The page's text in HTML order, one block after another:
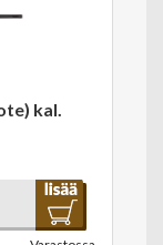
kal.